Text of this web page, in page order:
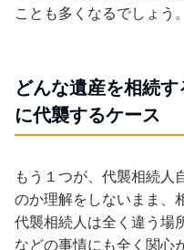
ことも多くなるでしょう。
どんな遺産を相続
に代襲するケース
もう１つが、代襲相続人
のか理解をしないまま、
代襲相続人は全く違う場
などの事情にも全く関心